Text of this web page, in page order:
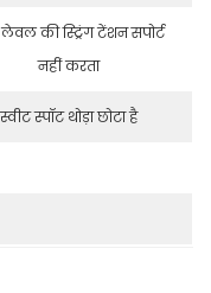
की स्ट्रिंग टेंशन सपोर्ट
नहीं करता
स्वीट स्पॉट थोड़ा छोटा है